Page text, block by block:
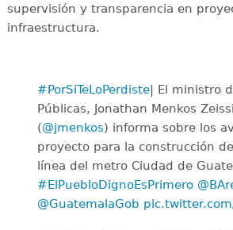
supervisión y transparencia en
infraestructura.
#PorSiTeLoPerdiste| El ministro
Públicas, Jonathan Menkos
(@jmenkos) informa sobre los
proyecto para la construcción
línea del metro Ciudad de
#ElPuebloDignoEsPrimero
@GuatemalaGob